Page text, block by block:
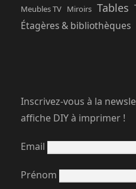
Meubles TV Miroirs Tables
Étagères & bibliothèques
Inscrivez-vous à la
affiche DIY à imprimer !
Email
Prénom